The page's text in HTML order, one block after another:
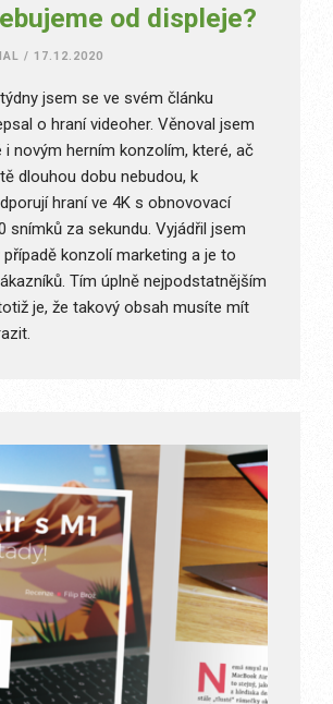
od displeje?
/ 17.12.2020
jsem se ve svém článku
o hraní videoher. Věnoval jsem
i novým herním konzolím, které, ač
dlouhou dobu nebudou, k
hraní ve 4K s obnovovací
snímků za sekundu. Vyjádřil jsem
konzolí marketing a je to
Tím úplně nejpodstatnějším
je, že takový obsah musíte mít